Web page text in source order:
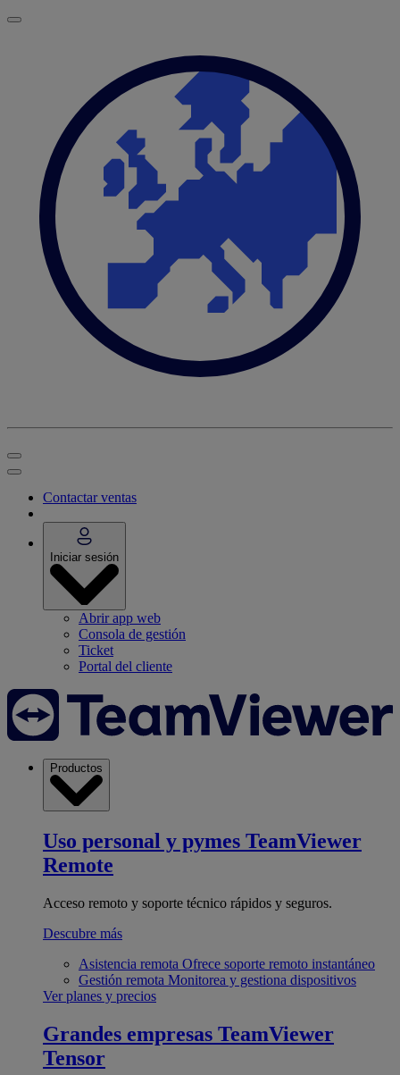
Contactar ventas
Iniciar sesión
Abrir app web
Consola de gestión
Ticket
Portal del cliente
Productos
Uso personal y pymes TeamViewer
Remote
Acceso remoto y soporte técnico rápidos y seguros.
Descubre más
Asistencia remota Ofrece soporte remoto instantáneo
Gestión remota Monitorea y gestiona dispositivos
Ver planes y precios
Grandes empresas TeamViewer
Tensor